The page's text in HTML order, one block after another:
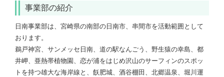
事業部の紹介
日南事業部は、宮崎県の南部の日南市、串間市を活動範囲として
おります。
鵜戸神宮、サンメッセ日南、道の駅なんごう、野生猿の幸島、都
井岬、亜熱帯植物園、恋が浦をはじめ沢山のサーフィンのスポッ
トを持つ雄大な海岸線と、飫肥城、酒谷棚田、北郷温泉、堀川運